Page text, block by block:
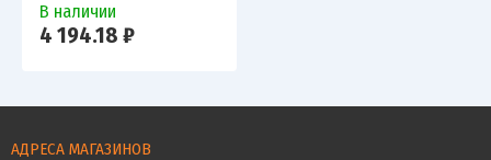
В наличии
4 194.18 ₽
АДРЕСА МАГАЗИНОВ